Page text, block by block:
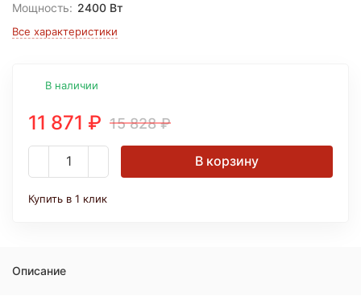
Мощность: 2400 Вт
Все характеристики
В наличии
11 871 ₽ 15 828₽
В корзину
Купить в 1 клик
Описание